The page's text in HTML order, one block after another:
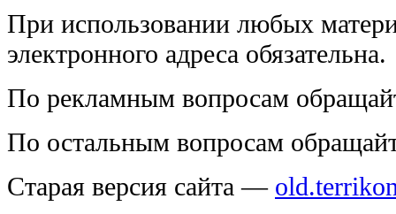
При использовании любых
электронного адреса обязательна.
По рекламным вопросам
По остальным вопросам
Старая версия сайта —